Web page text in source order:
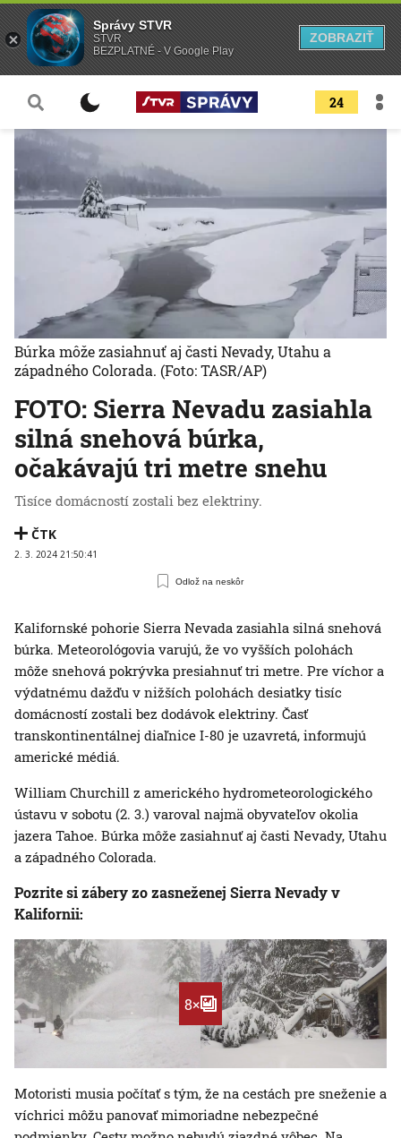
24
FOTO: Sierra Nevadu zasiahla
silná snehová búrka,
očakávajú tri metre snehu
Tisíce domácností zostali bez elektriny.
ČTK
2. 3. 2024 21:50:41
Odlož na neskôr
Búrka môže zasiahnuť aj časti Nevady, Utahu a
západného Colorada. (Foto: TASR/AP)
Kalifornské pohorie Sierra Nevada zasiahla silná snehová
búrka. Meteorológovia varujú, že vo vyšších polohách
môže snehová pokrývka presiahnuť tri metre. Pre víchor a
výdatnému dažďu v nižších polohách desiatky tisíc
domácností zostali bez dodávok elektriny. Časť
transkontinentálnej diaľnice I-80 je uzavretá, informujú
americké médiá.
William Churchill z amerického hydrometeorologického
ústavu v sobotu (2. 3.) varoval najmä obyvateľov okolia
jazera Tahoe. Búrka môže zasiahnuť aj časti Nevady, Utahu
a západného Colorada.
Pozrite si zábery zo zasneženej Sierra Nevady v
Kalifornii:
8×
Motoristi musia počítať s tým, že na cestách pre sneženie a
víchrici môžu panovať mimoriadne nebezpečné
Správy STVR
STVR
BEZPLATNÉ - V Google Play
ZOBRAZIŤ